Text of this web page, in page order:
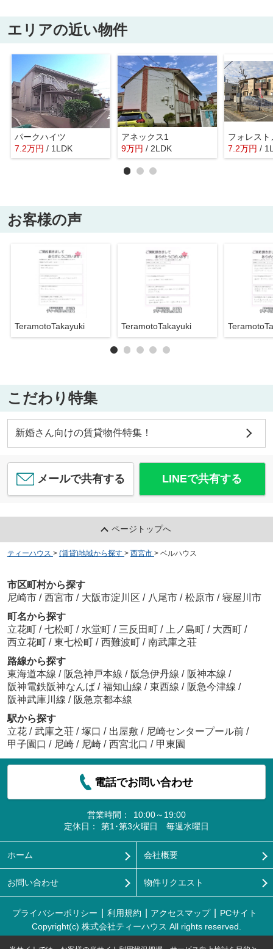
エリアの近い物件
パークハイツ
7.2万円 / 1LDK
アネックス1
9万円 / 2LDK
フォレス
7.2万円 /
お客様の声
TeramotoTakayuki TeramotoTakayuki
こだわり特集
新婚さん向けの賃貸物件特集！
メールで共有する LINEで共有する
ページトップへ
ティーハウス > (賃貸)地域から探す > 西宮市 > ベルハウス
市区町村から探す
尼崎市 / 西宮市 / 大阪市淀川区 / 八尾市 / 松原市 / 寝屋川市
町名から探す
立花町 / 七松町 / 水堂町 / 三反田町 / 上ノ島町 / 大西町 /
西立花町 / 東七松町 / 西難波町 / 南武庫之荘
路線から探す
東海道本線 / 阪急神戸本線 / 阪急伊丹線 / 阪神本線 /
阪神電鉄阪神なんば / 福知山線 / 東西線 / 阪急今津線 /
阪神武庫川線 / 阪急京都本線
駅から探す
立花 / 武庫之荘 / 塚口 / 出屋敷 / 尼崎センタープール前 /
甲子園口 / 尼崎 / 尼崎 / 西宮北口 / 甲東園
電話でお問い合わせ
営業時間：
10:00～19:00
定休日：
第1･第3火曜日 毎週水曜日
ホーム 会社概要
お問い合わせ 物件リクエスト
プライバシーポリシー 利用規約 アクセスマップ
PCサイト
Copyright(c) 株式会社ティーハウス All rights reserved.